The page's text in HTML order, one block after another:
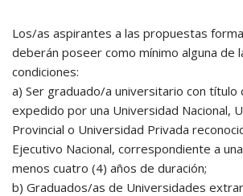
Los/as aspirantes a las propuestas
deberán poseer como mínimo alguna de
condiciones:
a) Ser graduado/a universitario con título
expedido por una Universidad Nacional,
Provincial o Universidad Privada
Ejecutivo Nacional, correspondiente a
menos cuatro (4) años de duración;
b) Graduados/as de Universidades